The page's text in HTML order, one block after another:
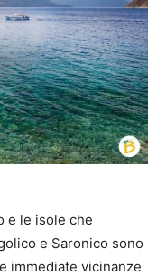
e le isole che
e Saronico sono
immediate vicinanze